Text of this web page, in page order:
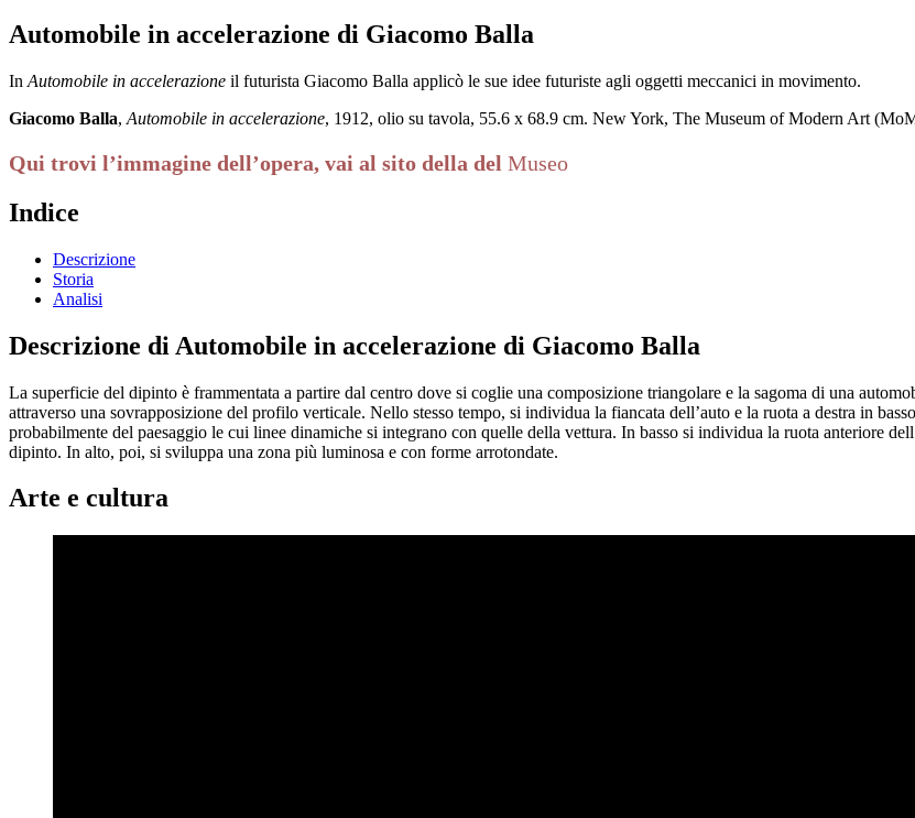
Automobile in accelerazione di Giacomo Balla
In Automobile in accelerazione il futurista Giacomo Balla applicò le sue idee futuriste agli oggetti meccanici in movimento.
Giacomo Balla, Automobile in accelerazione, 1912, olio su tavola, 55.6 x 68.9 cm. New York, The Museum of Modern Art
Qui trovi l’immagine dell’opera, vai al sito della del Museo
Indice
Descrizione
Storia
Analisi
Descrizione di Automobile in accelerazione di Giacomo Balla
La superficie del dipinto è frammentata a partire dal centro dove si coglie una composizione triangolare e la sagoma di una
attraverso una sovrapposizione del profilo verticale. Nello stesso tempo, si individua la fiancata dell’auto e la ruota a destra in
probabilmente del paesaggio le cui linee dinamiche si integrano con quelle della vettura. In basso si individua la ruota anteriore
dipinto. In alto, poi, si sviluppa una zona più luminosa e con forme arrotondate.
Arte e cultura